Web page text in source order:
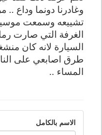
وغادرنا دونما وداع
تشييعه وسمعت
الغرفة التي صارت
السيارة لانه كان
طرق اصابعي على
المساء ..
الاسم بالكامل